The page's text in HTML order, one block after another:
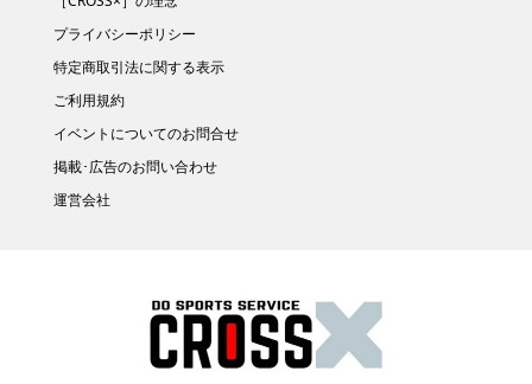
プライバシーポリシー
特定商取引法に関する表示
ご利用規約
イベントについてのお問合せ
掲載･広告のお問い合わせ
運営会社